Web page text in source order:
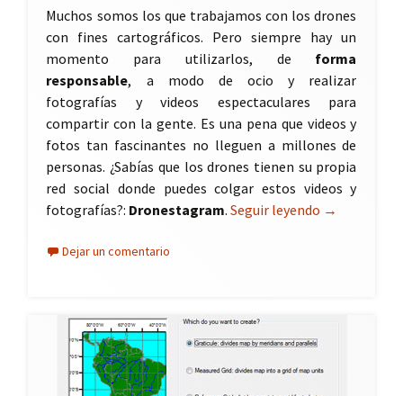
Muchos somos los que trabajamos con los drones
con fines cartográficos. Pero siempre hay un
momento para utilizarlos, de forma
responsable, a modo de ocio y realizar
fotografías y videos espectaculares para
compartir con la gente. Es una pena que videos y
fotos tan fascinantes no lleguen a millones de
personas. ¿Sabías que los drones tienen su propia
red social donde puedes colgar estos videos y
fotografías?: Dronestagram.Seguir leyendo →
Dejar un comentario